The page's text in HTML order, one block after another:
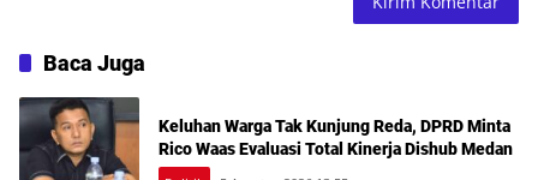
Baca Juga
Keluhan Warga Tak Kunjung Reda, DPRD Minta
Rico Waas Evaluasi Total Kinerja Dishub Medan